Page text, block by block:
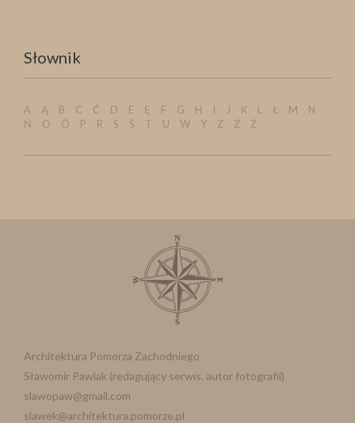
Słownik
A Ą B C Ć D E Ę F G H I J K L Ł M N
Ń O Ó P R S Ś T U W Y Z Ź Ż
Architektura Pomorza Zachodniego
Sławomir Pawlak (redagujący serwis. autor fotografii)
slawopaw@gmail.com
slawek@architektura.pomorze.pl